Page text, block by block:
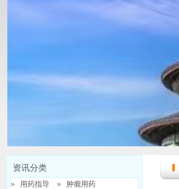
资讯分类
用药指导
肿瘤用药